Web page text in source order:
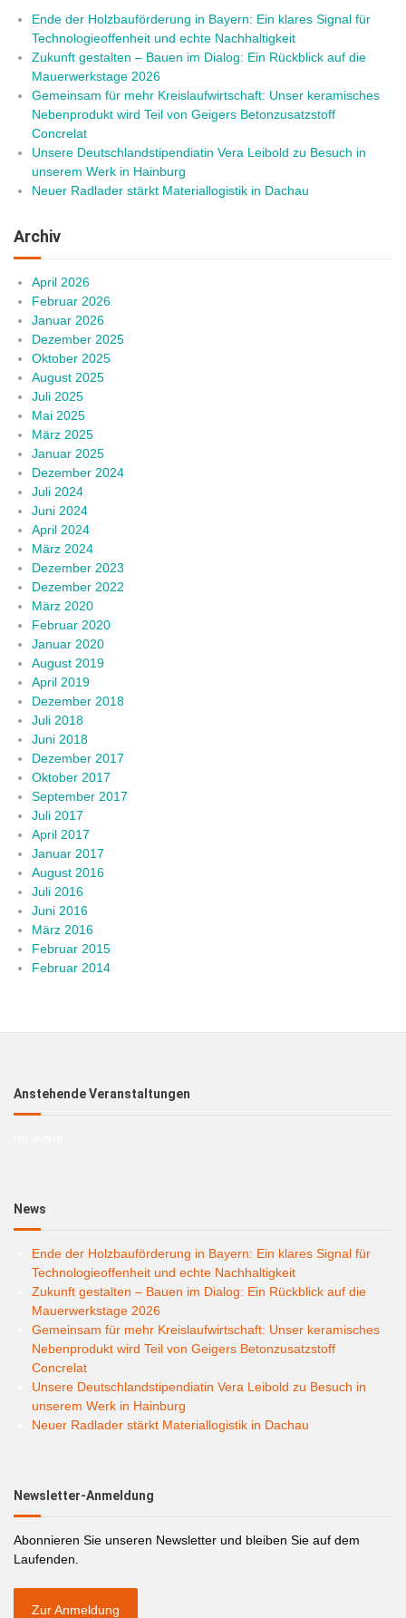
Ende der Holzbauförderung in Bayern: Ein klares Signal für
Technologieoffenheit und echte Nachhaltigkeit
Zukunft gestalten – Bauen im Dialog: Ein Rückblick auf die
Mauerwerkstage 2026
Gemeinsam für mehr Kreislaufwirtschaft: Unser keramisches
Nebenprodukt wird Teil von Geigers Betonzusatzstoff
Concrelat
Unsere Deutschlandstipendiatin Vera Leibold zu Besuch in
unserem Werk in Hainburg
Neuer Radlader stärkt Materiallogistik in Dachau
Archiv
April 2026
Februar 2026
Januar 2026
Dezember 2025
Oktober 2025
August 2025
Juli 2025
Mai 2025
März 2025
Januar 2025
Dezember 2024
Juli 2024
Juni 2024
April 2024
März 2024
Dezember 2023
Dezember 2022
März 2020
Februar 2020
Januar 2020
August 2019
April 2019
Dezember 2018
Juli 2018
Juni 2018
Dezember 2017
Oktober 2017
September 2017
Juli 2017
April 2017
Januar 2017
August 2016
Juli 2016
Juni 2016
März 2016
Februar 2015
Februar 2014
Anstehende Veranstaltungen
News
Ende der Holzbauförderung in Bayern: Ein klares Signal für
Technologieoffenheit und echte Nachhaltigkeit
Zukunft gestalten – Bauen im Dialog: Ein Rückblick auf die
Mauerwerkstage 2026
Gemeinsam für mehr Kreislaufwirtschaft: Unser keramisches
Nebenprodukt wird Teil von Geigers Betonzusatzstoff
Concrelat
Unsere Deutschlandstipendiatin Vera Leibold zu Besuch in
unserem Werk in Hainburg
Neuer Radlader stärkt Materiallogistik in Dachau
Newsletter-Anmeldung
Abonnieren Sie unseren Newsletter und bleiben Sie auf dem
Laufenden.
Zur Anmeldung